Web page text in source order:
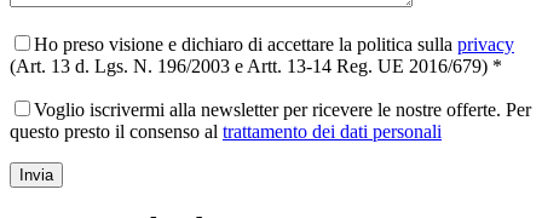
Ho preso visione e dichiaro di accettare la politica sulla privacy
(Art. 13 d. Lgs. N. 196/2003 e Artt. 13-14 Reg. UE 2016/679) *
Voglio iscrivermi alla newsletter per ricevere le nostre offerte. Per
questo presto il consenso al trattamento dei dati personali